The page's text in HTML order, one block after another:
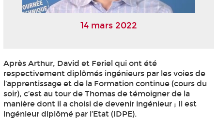
14 mars 2022
Après Arthur, David et Feriel qui ont été
respectivement diplômés ingénieurs par les voies de
l’apprentissage et de la Formation continue (cours du
soir), c’est au tour de Thomas de témoigner de la
manière dont il a choisi de devenir ingénieur ; Il est
ingénieur diplômé par l’Etat (IDPE).